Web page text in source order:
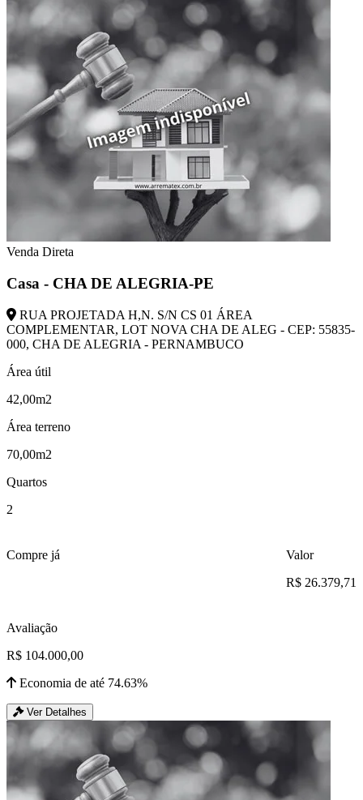
Venda Direta
Casa - CHA DE ALEGRIA-PE
RUA PROJETADA H,N. S/N CS 01 ÁREA
COMPLEMENTAR, LOT NOVA CHA DE ALEG - CEP: 55835-
000, CHA DE ALEGRIA - PERNAMBUCO
Área útil
42,00m2
Área terreno
70,00m2
Quartos
2
Compre já
Valor
R$ 26.379,71
Avaliação
R$ 104.000,00
Economia de até 74.63%
Ver Detalhes